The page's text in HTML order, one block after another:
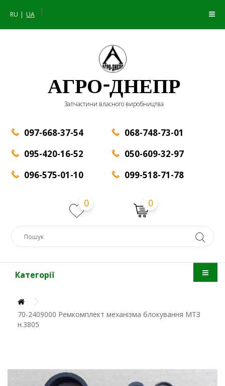
RU UA |
АГРО-ДНЕПР
Запчастини власного виробництва
097-668-37-54
095-420-16-52
096-575-01-10
068-748-73-01
050-609-32-97
099-518-71-78
0 0
Категорії
70-2409000 Ремкомплект механізма блокування МТЗ
н.3805